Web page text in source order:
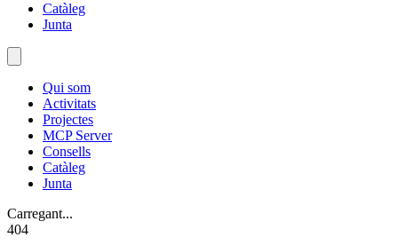
Catàleg
Junta
Qui som
Activitats
Projectes
MCP Server
Consells
Catàleg
Junta
Carregant...
404